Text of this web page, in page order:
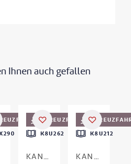
Ihnen auch gefallen
KREUZFAHRT
K8U262
KANADA & ALASKA
K8U212
KANADA & ALASKA